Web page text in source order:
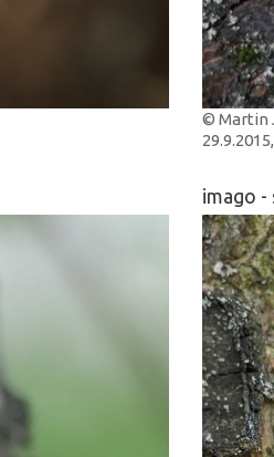
© Martin
imago -